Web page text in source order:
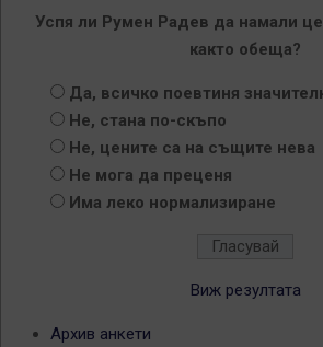
Успя ли Румен Радев да намали
както обеща?
Да, всичко поевтиня
Не, стана по-скъпо
Не, цените са на същите нева
Не мога да преценя
Има леко нормализиране
Виж резултата
Архив анкети